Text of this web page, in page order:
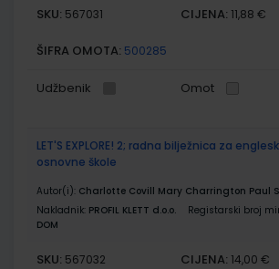
SKU: 567031 CIJENA: 11,88 €
ŠIFRA OMOTA: 500285
Udžbenik Omot
LET'S EXPLORE! 2; radna bilježnica za
osnovne škole
Autor(i): Charlotte Covill Mary Charrington Paul
Nakladnik: PROFIL KLETT d.o.o. Registarski broj
DOM
SKU: 567032 CIJENA: 14,00 €